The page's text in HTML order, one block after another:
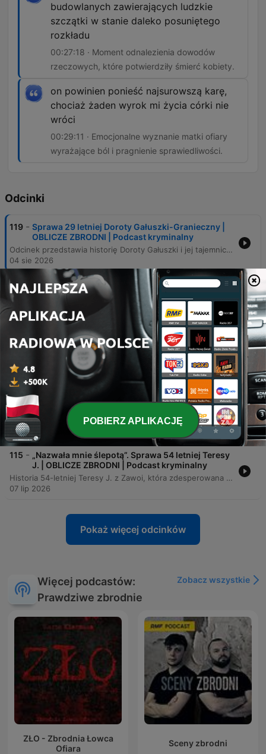
budowlanych zawierających ludzkie
szczątki w stanie daleko posuniętego
rozkładu
00:27:18 · Moment odnalezienia dowodów
rzeczowych, które potwierdziły śmierć kobiety.
on powinien ponieść najsurowszą karę,
chociaż żaden wyrok mi życia córki nie
wróci
00:29:11 · Emocjonalne wyznanie matki ofiary
wyrażające ból i pragnienie sprawiedliwości.
Odcinki
119 - Sprawa 29 letniej Doroty Gałuszki-Granieczny |
OBLICZE ZBRODNI | Podcast kryminalny
Odcinek przedstawia historię Doroty Gałuszki i jej tajemniczego zaginięcia w 2016 roku. Narracja ukazuje rozwój toksycznej relacji z mężem, Manfredem Graniecznym, charakteryzującej się narastającą kontrolą, oraz kulminację śledztwa, które doprowadziło do odkrycia szczątków kobiety w garażu sprawcy. Opisano proces dochodzenia – od działań prywatnego detektywa po proces sądowy zakończony dożywotnim wyrokiem dla Manfreda. Historia ukazuje również tragiczne skutki manipulacji ojca wobec syna oraz ból rodziny ofiary.
04 sie 2026
118 - Miłość Karoliny Czahajdy | OBLICZE ZBRODNI |
Podcast kryminalny
28 lip 2026
117 - Będziecie mieli w życiu wielki smutek | OBLICZE
ZBRODNI | Podcast kryminalny
Odcinek przedstawia tragiczną historię życia Kamili Kruczkowskiej, od jej dzieciństwa w Lubaniu i studiów chemicznych na Politechnice Wrocławskiej, aż po brutalne morderstwo jej przez byłego partnera, Artura. Relacja ta charakteryzowała się kontrolą, agresją oraz próbami izolacji dziewczyny od bliskich. Następnie śledztwo przybliża szczegóły zbrodni, proces sądowy sprawcy oraz opinię biegłych psychiatrów, którzy wykluczyli jego niepoczytalność. Sprawca został skazany na dożywocie, a materiał kończy się poruszającymi wspomnieniami rodzin ofiary i mordercy.
21 lip 2026
116 - Urodzeni mordercy | OBLICZE ZBRODNI | Podcast
kryminalny
Odcinek przedstawia tragiczną historię Brianny, nastolatki w procesie tranzycji płciowej, która padła ofiarą brutalnego morderstwa zaplanowanego przez jej rzekome przyjaciółki, Scarlett Jenkinson i Eddie'ego Radcliffe'a. Badania psychiatryczne wykazały u sprawczyni cechy psychopatii oraz brak empatii. Epizod opisuje przebieg śledztwa, proces sądowy zakończony wyrokiem dożywocia oraz diagnozy sprawców, wskazujące na psychopatię u Scarlett i autyzm u Eddie'ego. Całość wieńczy historia matki ofiary, która mimo tragedii nawiązała relację z matką sprawczyni, angażując się w walkę o bezpieczeństwo dzieci w sieci.
14 lip 2026
115 - „Nazwała mnie ślepotą”. Sprawa 54 letniej Teresy
J. | OBLICZE ZBRODNI | Podcast kryminalny
Historia 54-letniej Teresy J. z Zawoi, która zdesperowana narastającymi długami i problemami osobistymi doprowadziła do brutalnego morderstwa 85-letniej Heleny Florczak. Narracja śledzi drogę kobiety od pracowitej gospodyni i matki, przez spiralę zadłużenia w parabankach oraz walkę z depresją i alkoholizmem, aż po tragiczny incydent w górskiej osadzie u podnóżia Babiej Góry. Odcinek szczegółowo opisuje przebieg śledztwa, motywację sprawczyni wynikającą z odmowy pożyczki oraz moment przyznania się do winy. To studium desperacji, finansowego upadku i nagłego wybuchu agresji, który zakończył się wyrokiem 12 lat pozbawienia wolności.
07 lip 2026
Pokaż więcej odcinków
Więcej podcastów:
Prawdziwe zbrodnie
Zobacz wszystkie
ZŁO - Zbrodnia Łowca
Ofiara
Sceny zbrodni
POBIERZ APLIKACJĘ